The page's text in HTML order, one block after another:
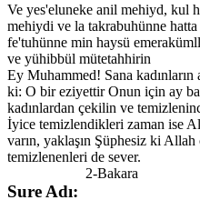
Ve yes'eluneke anil mehiyd, kul
mehiydi ve la takrabuhünne
fe'tuhünne min haysü
ve yühibbül mütetahhirin
Ey Muhammed! Sana
ki: O bir eziyettir Onun için ay
kadınlardan çekilin ve
İyice temizlendikleri zaman ise
varın, yaklaşın Şüphesiz ki
temizlenenleri de sever.
Sure Adı:
2-Bakara